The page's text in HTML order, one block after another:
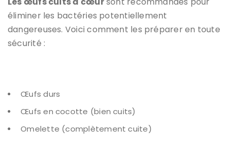
éliminer les bactéries potentiellement
dangereuses. Voici comment les préparer en toute
sécurité :
Œufs durs
Œufs en cocotte (bien cuits)
Omelette (complètement cuite)